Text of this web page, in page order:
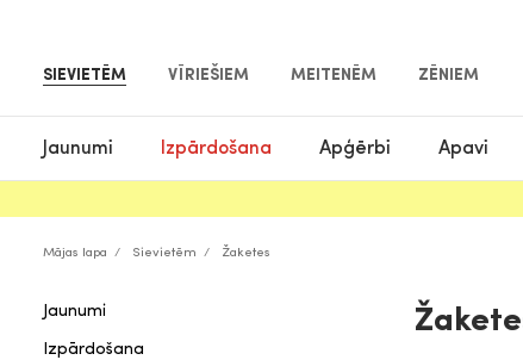
SIEVIETĒM VĪRIEŠIEM MEITENĒM ZĒNIEM
Jaunumi Izpārdošana Apģērbi Apavi
Mājas lapa Sievietēm Žaketes
Jaunumi
Izpārdošana